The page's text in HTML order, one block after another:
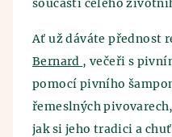
součástí celého
Ať už dáváte přednost
Bernard , večeři s
pomocí pivního
řemeslných
jak si jeho tradici a